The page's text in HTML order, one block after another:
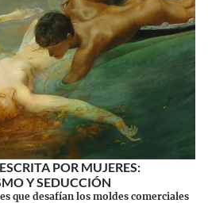
POR MUJERES:
Y SEDUCCIÓN
que desafían los moldes comerciales